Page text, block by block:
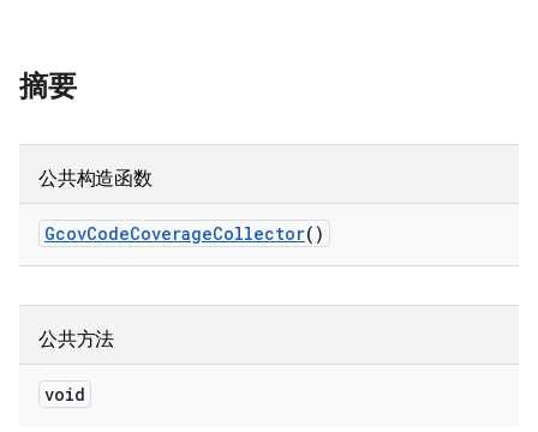
摘要
公共构造函数
GcovCodeCoverageCollector()
公共方法
void